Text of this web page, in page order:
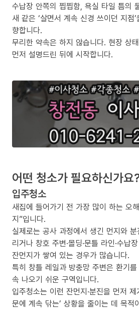
수납장 안쪽의 찝찝함, 욕실 타일 틈의
새 같은 ‘살면서 계속 신경 쓰이던 지점
향합니다.
무리한 약속은 하지 않습니다. 현장 상
먼저 설명드린 뒤에 시작합니다.
어떤 청소가 필요하신가요
입주청소
새집에 들어가기 전 가장 많이 하는 오
지”입니다.
실제로는 공사 과정에서 생긴 먼지와
리거나 창호 주변·몰딩·문틀 라인·수납
잔먼지가 쌓여 있는 경우가 많습니다.
특히 창틀 레일과 방충망 주변은 환기
속 나오기 쉬운 구역입니다.
입주청소는 이런 잔먼지·분진을 먼저
문에 계속 닦는’ 상황을 줄이는 데 목적